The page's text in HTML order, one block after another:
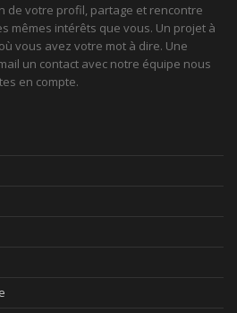
de votre profil, partage et rencontre
mêmes intérêts que vous. Un projet à
vous avez votre mot à dire. Une
un contact avec notre équipe nous
en compte.